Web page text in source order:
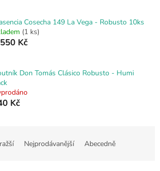
Cosecha 149 La Vega - Robusto 10ks
(1 ks)
Kč
Don Tomás Clásico Robusto - Humi
Kč
Nejprodávanější Abecedně